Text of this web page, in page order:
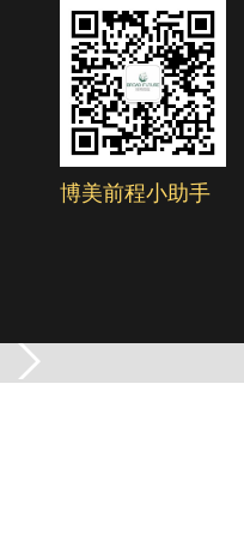
博美前程小助手